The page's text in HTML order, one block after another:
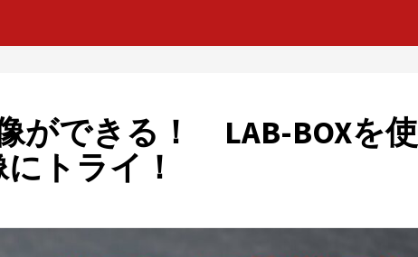
ができる！ LAB-BOXを使
トライ！